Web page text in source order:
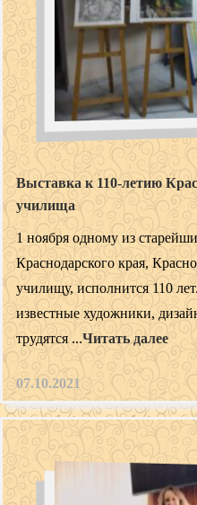
Выставка к 110-летию
училища
1 ноября одному из
Краснодарского края,
училищу, исполнится 110
известные художники,
трудятся ...Читать далее
07.10.2021